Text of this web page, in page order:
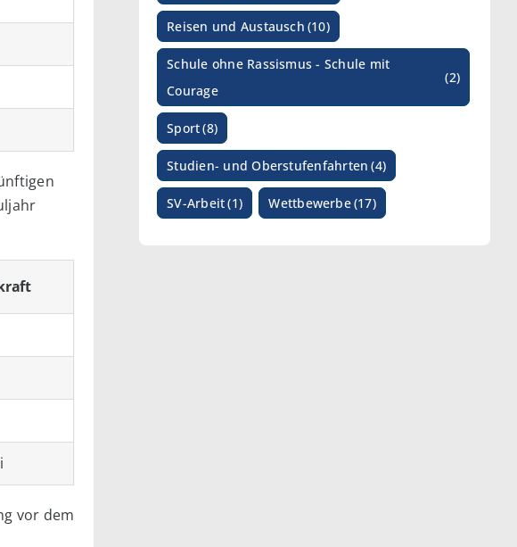
vor dem
Reisen und Austausch (10)
Schule ohne Rassismus - Schule mit
Courage
(2)
Sport(8)
Studien- und Oberstufenfahrten (4)
SV-Arbeit(1) Wettbewerbe(17)